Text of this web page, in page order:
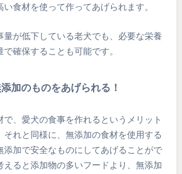
食材を使って作ってあげられます。
量が低下している老犬でも、必要な栄養
確保することも可能です。
加のものをあげられる！
で、愛犬の食事を作れるというメリット
それと同様に、無添加の食材を使用する
添加で安全なものにしてあげることがで
えると添加物の多いフードより、無添加